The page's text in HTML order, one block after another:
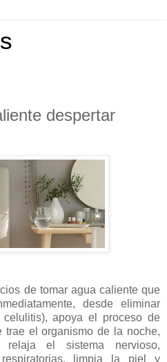
despertar
de tomar agua caliente que
desde eliminar
celulitis), apoya el proceso de
trae el organismo de la noche,
relaja el sistema nervioso,
limpia la piel y